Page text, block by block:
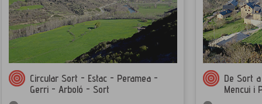
Circular Sort - Estac - Peramea -
Gerri - Arboló - Sort
De Sort
Mencui i